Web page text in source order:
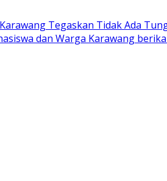
Tegaskan Tidak Ada
dan Warga Karawang